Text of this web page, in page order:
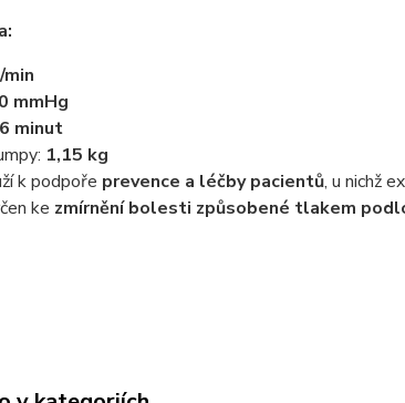
mmHg
6 minut
1,15 kg
k podpoře prevence a léčby pacientů, u nichž
ke zmírnění bolesti způsobené tlakem